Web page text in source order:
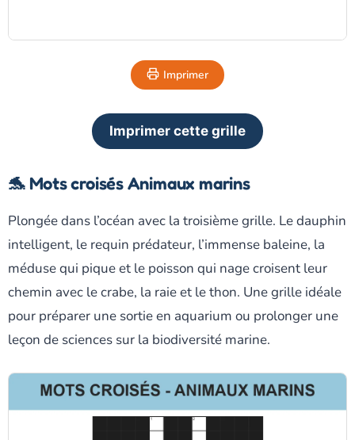
Imprimer
Imprimer cette grille
🐬 Mots croisés Animaux marins
Plongée dans l’océan avec la troisième grille. Le dauphin
intelligent, le requin prédateur, l’immense baleine, la
méduse qui pique et le poisson qui nage croisent leur
chemin avec le crabe, la raie et le thon. Une grille idéale
pour préparer une sortie en aquarium ou prolonger une
leçon de sciences sur la biodiversité marine.